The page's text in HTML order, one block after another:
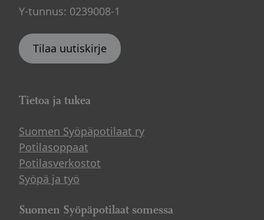
Y-tunnus: 0239008-1
Tilaa uutiskirje
Tietoa ja tukea
Suomen Syöpäpotilaat ry
Potilasoppaat
Potilasverkostot
Syöpä ja työ
Suomen Syöpäpotilaat somessa